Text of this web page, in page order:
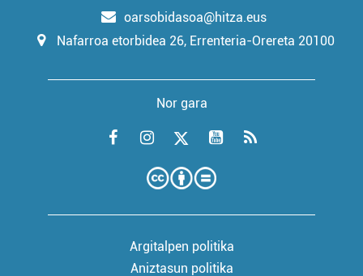
oarsobidasoa@hitza.eus
Nafarroa etorbidea 26, Errenteria-Orereta 20100
Nor gara
Argitalpen politika
Aniztasun politika